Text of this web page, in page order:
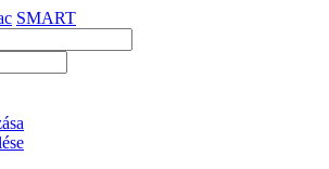
SMART